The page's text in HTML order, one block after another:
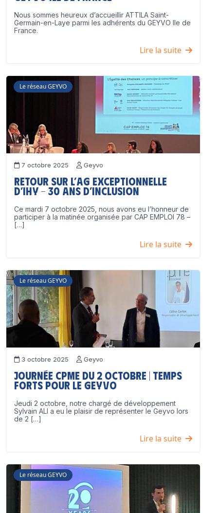
Nous sommes heureux d’accueillir ATTILA Saint-
Germain-en-Laye parmi les adhérents du GEYVO Ile de
France.
Lire la suite
Le réseau GEYVO
7 octobre 2025 Geyvo
Retour sur l’AG exceptionnelle
d’IHY – 30 ans d’inclusion
Ce mardi 7 octobre 2025, nous avons eu l’honneur de
participer à la matinée organisée par CAP EMPLOI 78 –
[…]
Lire la suite
Le réseau GEYVO
3 octobre 2025 Geyvo
Journée CPME du 2 octobre | Temps
forts pour le GEYVO
Jeudi 2 octobre, notre chargé de développement
Sylvain ALI a eu le plaisir de représenter le Geyvo lors
de 2 […]
Lire la suite
Le réseau GEYVO